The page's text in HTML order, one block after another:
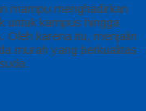
mampu menghadirkan
untuk kampus hingga
Oleh karena itu, menjalin
murah yang berkualitas